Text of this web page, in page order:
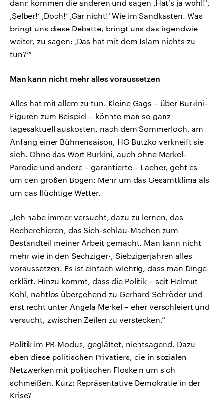
dann kommen die anderen und sagen ‚Hat's ja wohl!‘,
‚Selber!‘ ‚Doch!‘ ‚Gar nicht!‘ Wie im Sandkasten. Was
bringt uns diese Debatte, bringt uns das irgendwie
weiter, zu sagen: ‚Das hat mit dem Islam nichts zu
tun?‘“
Man kann nicht mehr alles voraussetzen
Alles hat mit allem zu tun. Kleine Gags – über Burkini-
Figuren zum Beispiel – könnte man so ganz
tagesaktuell auskosten, nach dem Sommerloch, am
Anfang einer Bühnensaison, HG Butzko verkneift sie
sich. Ohne das Wort Burkini, auch ohne Merkel-
Parodie und andere – garantierte – Lacher, geht es
um den großen Bogen: Mehr um das Gesamtklima als
um das flüchtige Wetter.
„Ich habe immer versucht, dazu zu lernen, das
Recherchieren, das Sich-schlau-Machen zum
Bestandteil meiner Arbeit gemacht. Man kann nicht
mehr wie in den Sechziger-, Siebzigerjahren alles
voraussetzen. Es ist einfach wichtig, dass man Dinge
erklärt. Hinzu kommt, dass die Politik – seit Helmut
Kohl, nahtlos übergehend zu Gerhard Schröder und
erst recht unter Angela Merkel – eher verschleiert und
versucht, zwischen Zeilen zu verstecken.“
Politik im PR-Modus, geglättet, nichtsagend. Dazu
eben diese politischen Privatiers, die in sozialen
Netzwerken mit politischen Floskeln um sich
schmeißen. Kurz: Repräsentative Demokratie in der
Krise?